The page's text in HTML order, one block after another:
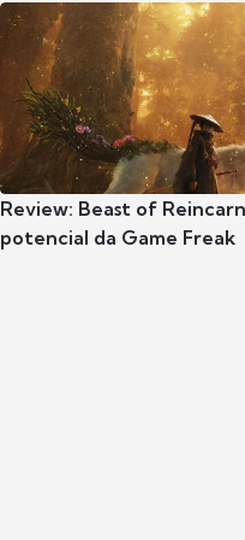
Review: Beast of
potencial da Game Freak